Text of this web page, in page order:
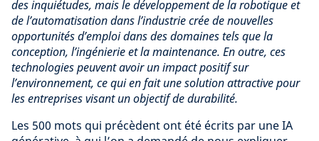
des inquiétudes, mais le développement de la robotique et
de l’automatisation dans l’industrie crée de nouvelles
opportunités d’emploi dans des domaines tels que la
conception, l’ingénierie et la maintenance. En outre, ces
technologies peuvent avoir un impact positif sur
l’environnement, ce qui en fait une solution attractive pour
les entreprises visant un objectif de durabilité.
Les 500 mots qui précèdent ont été écrits par une IA